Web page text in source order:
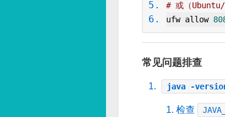
# 或（Ubuntu/
ufw allow
常见问题排查
java -
检查